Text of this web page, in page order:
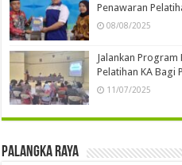
Penawaran
08/08/2025
Jalankan Program
Pelatihan KA Bagi
11/07/2025
Palangka Raya